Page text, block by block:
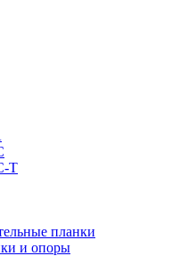
Т
планки
и опоры